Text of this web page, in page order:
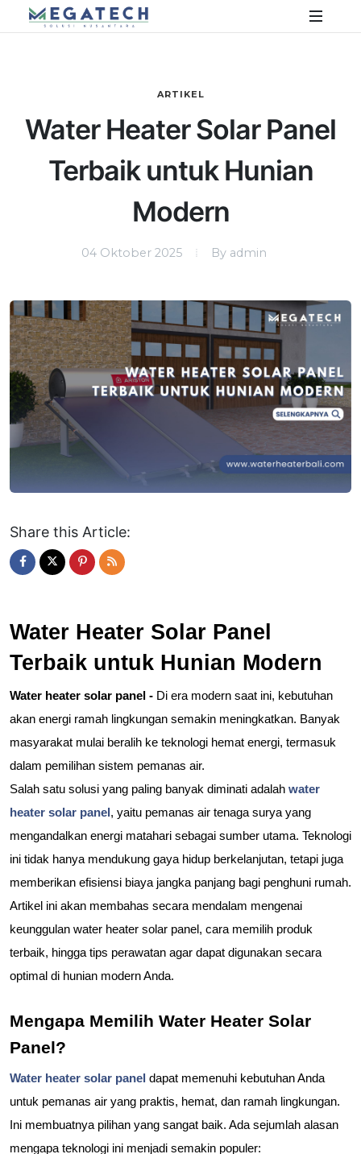
ARTIKEL
Water Heater Solar Panel
Terbaik untuk Hunian
Modern
04 Oktober 2025 By admin
Share this Article:
Water Heater Solar Panel
Terbaik untuk Hunian Modern
Water heater solar panel - Di era modern saat ini, kebutuhan
akan energi ramah lingkungan semakin meningkatkan. Banyak
masyarakat mulai beralih ke teknologi hemat energi, termasuk
dalam pemilihan sistem pemanas air.
Salah satu solusi yang paling banyak diminati adalah water
heater solar panel , yaitu pemanas air tenaga surya yang
mengandalkan energi matahari sebagai sumber utama. Teknologi
ini tidak hanya mendukung gaya hidup berkelanjutan, tetapi juga
memberikan efisiensi biaya jangka panjang bagi penghuni rumah.
Artikel ini akan membahas secara mendalam mengenai
keunggulan water heater solar panel, cara memilih produk
terbaik, hingga tips perawatan agar dapat digunakan secara
optimal di hunian modern Anda.
Mengapa Memilih Water Heater Solar
Panel?
Water heater solar panel dapat memenuhi kebutuhan Anda
untuk pemanas air yang praktis, hemat, dan ramah lingkungan.
Ini membuatnya pilihan yang sangat baik. Ada sejumlah alasan
mengapa teknologi ini menjadi semakin populer: